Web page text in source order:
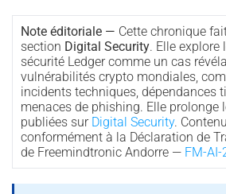
Note éditoriale — Cette chronique
section Digital Security. Elle explore
sécurité Ledger comme un cas
vulnérabilités crypto mondiales,
incidents techniques, dépendances
menaces de phishing. Elle prolonge
publiées sur Digital Security.
conformément à la Déclaration de
de Freemindtronic Andorre — FM-